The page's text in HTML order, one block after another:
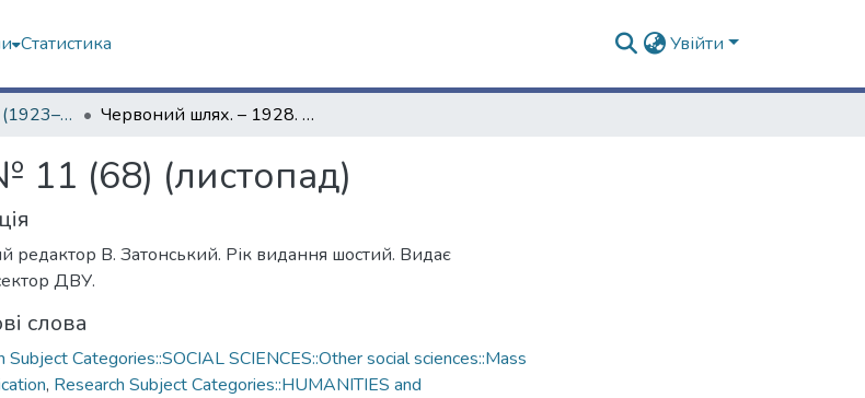
Статистика Увійти
"Червоний шлях" (1923–1936 рр.) Червоний шлях. – 1928. – № 11 (68) (листопад)
(68) (листопад)
редактор В. Затонський. Рік видання шостий. Видає
ДВУ.
слова
Subject Categories::SOCIAL SCIENCES::Other social sciences::Mass
, Research Subject Categories::HUMANITIES and